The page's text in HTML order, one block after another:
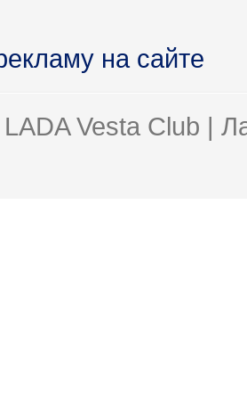
на сайте
Vesta Club |